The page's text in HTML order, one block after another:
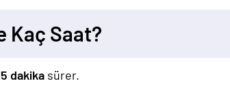
Kaç Saat?
dakika sürer.